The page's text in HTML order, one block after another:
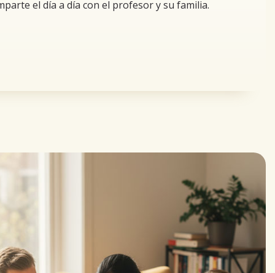
el día a día con el profesor y su familia.